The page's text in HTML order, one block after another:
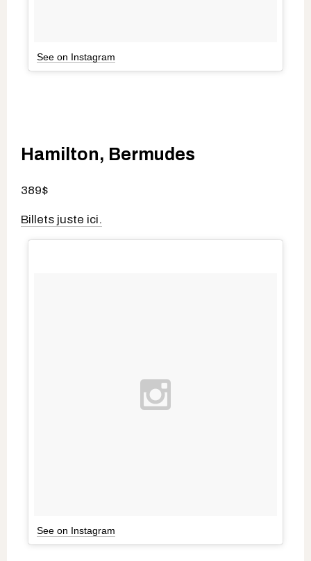
See on Instagram
Hamilton, Bermudes
389$
Billets juste ici.
See on Instagram